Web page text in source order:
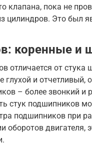
клапана, пока не
цилиндров. Это был
коренные и
отличается от стука
и отчетливый,
– более звонкий и
стук подшипников
подшипников при
оборотов